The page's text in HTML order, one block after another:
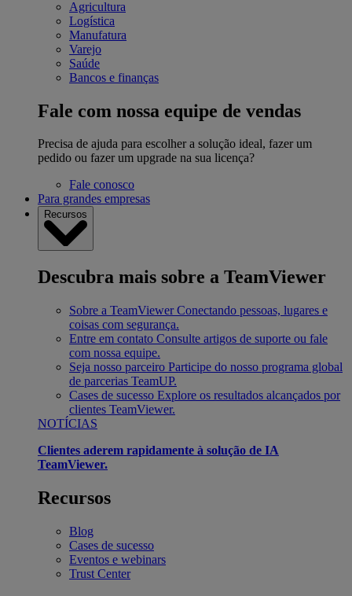
Agricultura
Logística
Manufatura
Varejo
Saúde
Bancos e finanças
Fale com nossa equipe de vendas
Precisa de ajuda para escolher a solução ideal, fazer um
pedido ou fazer um upgrade na sua licença?
Fale conosco
Para grandes empresas
Recursos
Descubra mais sobre a TeamViewer
Sobre a TeamViewer Conectando pessoas, lugares e
coisas com segurança.
Entre em contato Consulte artigos de suporte ou fale
com nossa equipe.
Seja nosso parceiro Participe do nosso programa global
de parcerias TeamUP.
Cases de sucesso Explore os resultados alcançados por
clientes TeamViewer.
NOTÍCIAS
Clientes aderem rapidamente à solução de IA
TeamViewer.
Recursos
Blog
Cases de sucesso
Eventos e webinars
Trust Center